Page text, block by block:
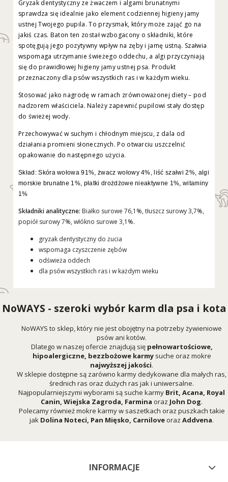
Gryzak dentystyczny ze żwaczem i algami brunatnymi
sprawdza się idealnie jako element codziennej higieny jamy
ustnej Twojego pupila. To przysmak, który może zająć go na
jakiś czas. Baton ten został wzbogacony o składniki, które
spotęgują jego pozytywny wpływ na zęby i jamę ustną. Szałwia
wspomaga utrzymanie świeżego oddechu, a algi przyczyniają
się do prawidłowej higieny jamy ustnej psa. Produkt
przeznaczony dla psów wszystkich ras i w każdym wieku.
Stosować jako nagrodę w ramach zrównoważonej diety – pod
nadzorem właściciela. Należy zapewnić pupilowi stały dostęp
do świeżej wody.
Przechowywać w suchym i chłodnym miejscu, z dala od
działania promieni słonecznych. Po otwarciu uszczelnić
opakowanie do następnego użycia.
Skład: Skóra wołowa 91%, żwacz wołowy 4%, liść szałwi 2%, algi
morskie brunatne 1%, płatki drożdżowe nieaktywne 1%, witaminy
1%
Składniki analityczne: Białko surowe 76,1%, tłuszcz surowy 3,7%,
popiół surowy 7%, włókno surowe 3,1%.
gryzak dentystyczny do żucia
wspomaga czyszczenie zębów
odświeża oddech
dla psów wszystkich ras i w każdym wieku
NoWAYS - szeroki wybór karm dla psa i kota
NoWAYS to sklep, który nie jest obojętny na potrzeby żywieniowe
psów ani kotów.
Dlatego w naszej ofercie znajdują się pełnowartościowe,
hipoalergiczne, bezzbożowe karmy suche oraz mokre
najwyższej jakości.
W sklepie dostępne są zarówno karmy dedykowane dla małych ras,
średnich ras oraz dużych ras jak i uniwersalne.
Najpopularniejszymi wyborami są suche karmy Brit Acana Royal
Canin Wiejska Zagroda Farmina oraz John Dog.
Polecamy również mokre karmy w saszetkach oraz puszkach takie
jak Dolina Noteci Pan Mięsko Carniloveoraz Addvena.
INFORMACJE